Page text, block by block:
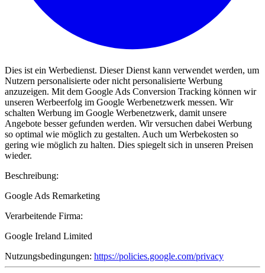
Dies ist ein Werbedienst. Dieser Dienst kann verwendet werden, um
Nutzern personalisierte oder nicht personalisierte Werbung
anzuzeigen. Mit dem Google Ads Conversion Tracking können wir
unseren Werbeerfolg im Google Werbenetzwerk messen. Wir
schalten Werbung im Google Werbenetzwerk, damit unsere
Angebote besser gefunden werden. Wir versuchen dabei Werbung
so optimal wie möglich zu gestalten. Auch um Werbekosten so
gering wie möglich zu halten. Dies spiegelt sich in unseren Preisen
wieder.
Beschreibung:
Google Ads Remarketing
Verarbeitende Firma:
Google Ireland Limited
Nutzungsbedingungen: https://policies.google.com/privacy